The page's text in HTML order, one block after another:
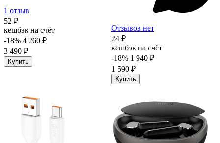
1 отзыв
52 ₽
кешбэк на счёт
-18% 4 260 ₽
3 490 ₽
Купить
Отзывов нет
24 ₽
кешбэк на счёт
-18% 1 940 ₽
1 590 ₽
Купить